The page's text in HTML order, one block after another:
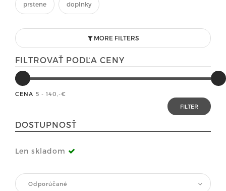
prstene doplnky
MORE FILTERS
FILTROVAŤ PODĽA CENY
CENA 5 - 140 ,-€
DOSTUPNOSŤ
Len skladom
Odporúčané